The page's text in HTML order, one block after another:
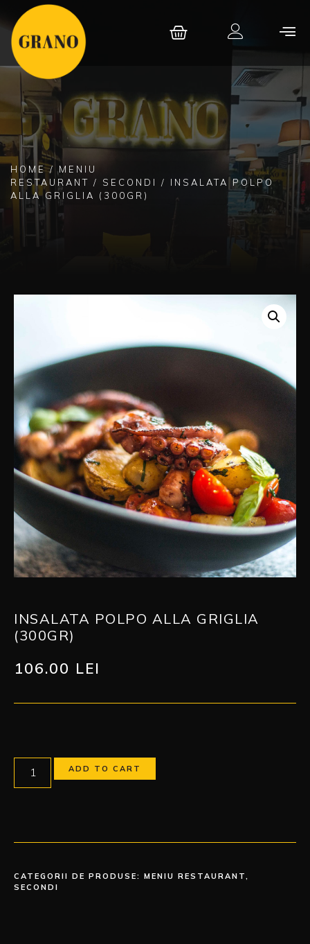
HOME/MENIU
RESTAURANT / SECONDI
/ INSALATA POLPO
ALLA GRIGLIA (300GR)
INSALATA POLPO ALLA GRIGLIA
(300GR)
106.00 LEI
ADD TO CART
CATEGORII DE PRODUSE: MENIU RESTAURANT,
SECONDI